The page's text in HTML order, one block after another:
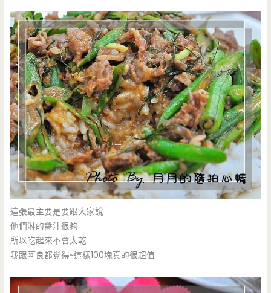
這張最主要是要跟大家說
他們淋的醬汁很夠
所以吃起來不會太乾
我跟阿良都覺得~這樣100塊真的很超值